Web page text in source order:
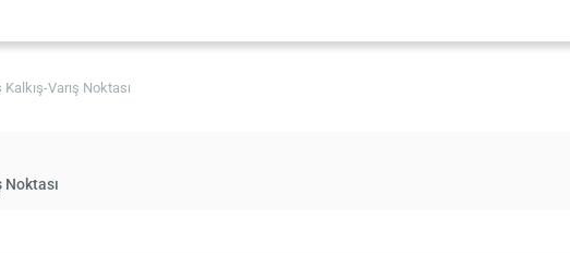
Varış Noktası
Noktası